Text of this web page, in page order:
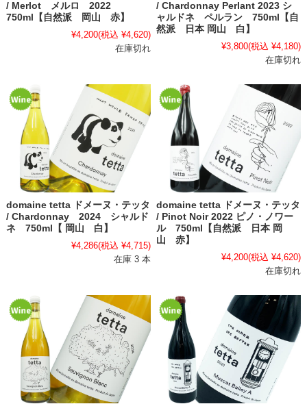
/ Merlot メルロ 2022
750ml【自然派 岡山 赤】
¥4,200(税込 ¥4,620)
在庫切れ
/ Chardonnay Perlant 2023 シ
ャルドネ ペルラン 750ml【自
然派 日本 岡山 白】
¥3,800(税込 ¥4,180)
在庫切れ
domaine tetta ドメーヌ・テッタ
/ Chardonnay 2024 シャルド
ネ 750ml【 岡山 白】
¥4,286(税込 ¥4,715)
在庫 3 本
domaine tetta ドメーヌ・テッタ
/ Pinot Noir 2022 ピノ・ノワー
ル 750ml【自然派 日本 岡
山 赤】
¥4,200(税込 ¥4,620)
在庫切れ